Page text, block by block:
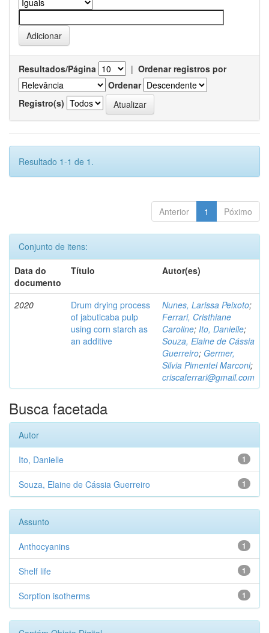
Resultados/Página | Ordenar registros por
Ordenar
Registro(s)
Resultado 1-1 de 1.
Anterior 1 Póximo
Conjunto de itens:
Data do
documento
Título Autor(es)
2020
Drum drying process
of jabuticaba pulp
using corn starch as
an additive
Nunes, Larissa Peixoto;
Ferrari, Cristhiane
Caroline; Ito, Danielle;
Souza, Elaine de Cássia
Guerreiro; Germer,
Silvia Pimentel Marconi;
criscaferrari@gmail.com
Busca facetada
Autor
1
Ito, Danielle
1
Souza, Elaine de Cássia Guerreiro
Assunto
1
Anthocyanins
1
Shelf life
1
Sorption isotherms